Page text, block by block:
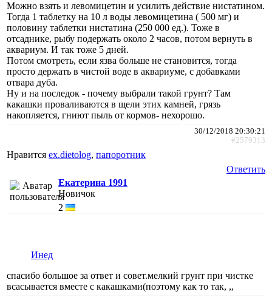
Можно взять и левомицетин и усилить действие нистатином.
Тогда 1 таблетку на 10 л воды левомицетина ( 500 мг) и
половину таблетки нистатина (250 000 ед.). Тоже в
отсаднике, рыбу подержать около 2 часов, потом вернуть в
аквариум. И так тоже 5 дней.
Потом смотреть, если язва больше не становится, тогда
просто держать в чистой воде в аквариуме, с добавками
отвара дуба.
Ну и на последок - почему выбрали такой грунт? Там
какашки проваливаются в щели этих камней, грязь
накопляется, гниют пыль от кормов- нехорошо.
30/12/2018 20:30:21
#2579313
Нравится ex.dietolog, папоротник
Ответить
Екатерина 1991
Новичок
2
Инед
спасибо большое за ответ и совет.мелкий грунт при чистке
всасывается вместе с какашками(поэтому как то так, ,,